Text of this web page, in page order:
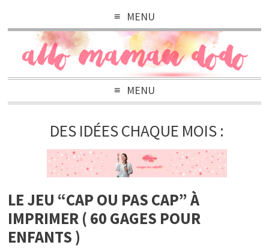
MENU
MENU
DES IDÉES CHAQUE MOIS :
LE JEU “CAP OU PAS CAP” À
IMPRIMER ( 60 GAGES POUR
ENFANTS )